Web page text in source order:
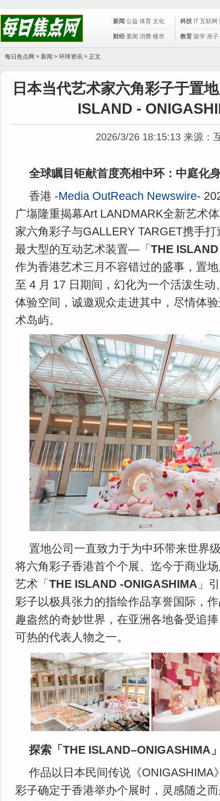
新闻 公益 体育 文化
财经 要闻 消费 楼市
科技 IT 互联网
教育 留学 亲子
每日焦点网 > 新闻 > 环球资讯 > 正文
日本当代艺术家六角彩子于置
ISLAND -
2026/3/26 18:15:13 来源：
全球瞩目钜献首度亮相中环：中庭化
香港 -Media OutReach Newswire-
广塲隆重揭幕Art LANDMARK全新艺术
家六角彩子与GALLERY TARGET携手
最大型的互动艺术装置—「THE
作为香港艺术三月不容错过的盛事，置
至 4 月 17 日期间，幻化为一个活泼生
体验空间，诚邀观众走进其中，尽情体
术岛屿。
置地公司一直致力于为中环带来世界
将六角彩子香港首个个展、迄今于商业
艺术「THE ISLAND -ONIGASHIMA 」
彩子以极具张力的指绘作品享誉国际，
趣盎然的奇妙世界，在亚洲各地备受追
可热的代表人物之一。
探索「THE ISLAND–ONIGASHIMA
作品以日本民间传说《ONIGASHIMA
彩子确定于香港举办个展时，灵感随之